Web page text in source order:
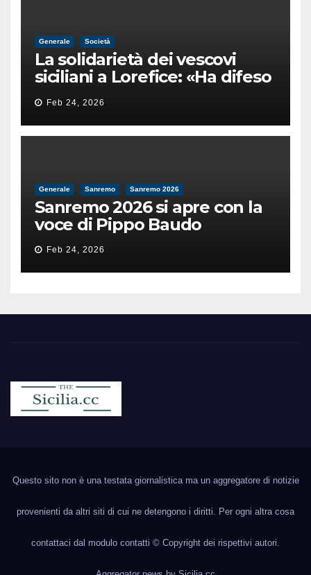
Generale Società
La solidarietà dei vescovi
siciliani a Lorefice: «Ha difeso
il valore e la dignità
dell’umanità»
Feb 24, 2026
Generale Sanremo Sanremo 2026
Sanremo 2026 si apre con la
voce di Pippo Baudo
Feb 24, 2026
Questo sito non è una testata giornalistica ma un aggregatore di notizie
provenienti da altri siti di cui ne detengono i diritti. Per ogni altra cosa
contattaci dal modulo contatti © Copyright dei rispettivi autori.